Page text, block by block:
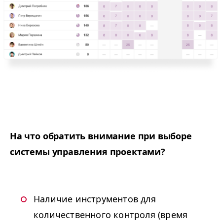
На что обратить внимание при выборе
системы управления проектами?
Наличие инструментов для
количественного контроля (время